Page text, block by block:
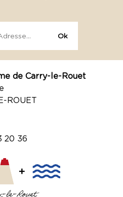
de Carry-le-Rouet
ROUET
20 36